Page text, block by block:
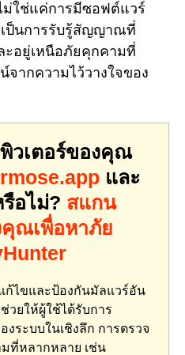
ม่ใช่แค่การมีซอฟต์แวร์
เป็นการรับรู้สัญญาณที่
ะอยู่เหนือภัยคุกคามที่
ากความไว้วางใจของ
วเตอร์ของคุณ
และ
อไม่? สแกน
ณเพื่อหาภัย
ก้ไขและป้องกันมัลแวร์อัน
วยให้ผู้ใช้ได้รับการ
ระบบในเชิงลึก การตรวจ
ที่หลากหลาย เช่น